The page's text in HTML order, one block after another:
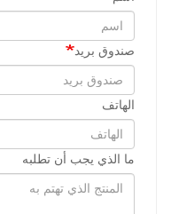
صندوق بريد
الهاتف
ما الذي يجب أن تطلبه